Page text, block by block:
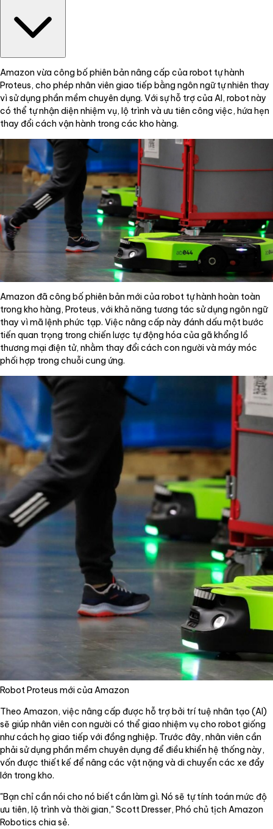
Amazon vừa công bố phiên bản nâng cấp của robot tự hành
Proteus, cho phép nhân viên giao tiếp bằng ngôn ngữ tự nhiên thay
vì sử dụng phần mềm chuyên dụng. Với sự hỗ trợ của AI, robot này
có thể tự nhận diện nhiệm vụ, lộ trình và ưu tiên công việc, hứa hẹn
thay đổi cách vận hành trong các kho hàng.
Amazon đã công bố phiên bản mới của robot tự hành hoàn toàn
trong kho hàng, Proteus, với khả năng tương tác sử dụng ngôn ngữ
thay vì mã lệnh phức tạp. Việc nâng cấp này đánh dấu một bước
tiến quan trọng trong chiến lược tự động hóa của gã khổng lồ
thương mại điện tử, nhằm thay đổi cách con người và máy móc
phối hợp trong chuỗi cung ứng.
Robot Proteus mới của Amazon
Theo Amazon, việc nâng cấp được hỗ trợ bởi trí tuệ nhân tạo (AI)
sẽ giúp nhân viên con người có thể giao nhiệm vụ cho robot giống
như cách họ giao tiếp với đồng nghiệp. Trước đây, nhân viên cần
phải sử dụng phần mềm chuyên dụng để điều khiển hệ thống này,
vốn được thiết kế để nâng các vật nặng và di chuyển các xe đẩy
lớn trong kho.
"Bạn chỉ cần nói cho nó biết cần làm gì. Nó sẽ tự tính toán mức độ
ưu tiên, lộ trình và thời gian," Scott Dresser, Phó chủ tịch Amazon
Robotics chia sẻ.